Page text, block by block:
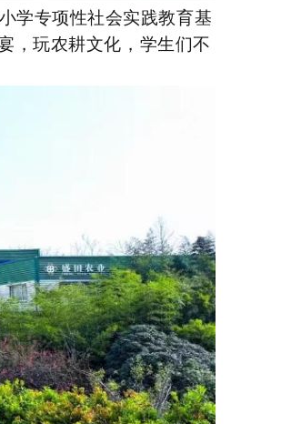
学专项性社会实践教育基
，玩农耕文化，学生们不